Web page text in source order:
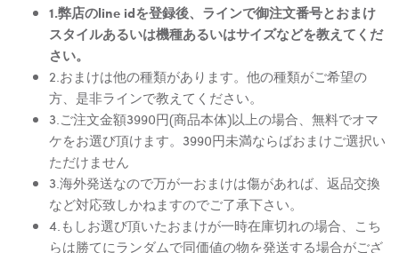
1.弊店のline idを登録後、ラインで御注文番号とおまけ
スタイルあるいは機種あるいはサイズなどを教えてくだ
さい。
2.おまけは他の種類があります。他の種類がご希望の
方、是非ラインで教えてください。
3.ご注文金額3990円(商品本体)以上の場合、無料でオマ
ケをお選び頂けます。3990円未満ならばおまけご選択い
ただけません
3.海外発送なので万が一おまけは傷があれば、返品交換
など対応致しかねますのでご了承下さい。
4.もしお選び頂いたおまけが一時在庫切れの場合、こち
らは勝てにランダムで同価値の物を発送する場合がござ